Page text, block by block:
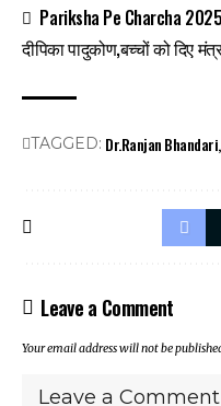
Pariksha Pe Charcha
दीपिका पादुकोण,बच्चों को दिए
TAGGED: Dr.Ranjan Bhandari
Leave a Comment
Your email address will not be